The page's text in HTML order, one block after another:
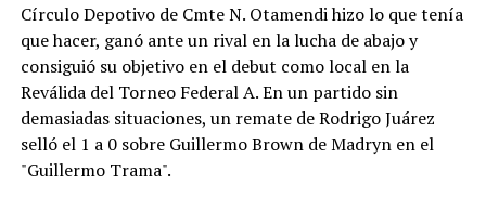
autor de la pole position, marchaba sexto y Matías Rossi
séptimo.
Poco después los comisarios deportivos abrieron una
investigación por un posible arranque en falso de
Ciarrocchi y finalmente le aplicaron una penalización de
pase y siga por boxes.
Círculo Depotivo de Cmte N. Otamendi hizo lo que tenía
que hacer, ganó ante un rival en la lucha de abajo y
consiguió su objetivo en el debut como local en la
Reválida del Torneo Federal A. En un partido sin
demasiadas situaciones, un remate de Rodrigo Juárez
selló el 1 a 0 sobre Guillermo Brown de Madryn en el
"Guillermo Trama".